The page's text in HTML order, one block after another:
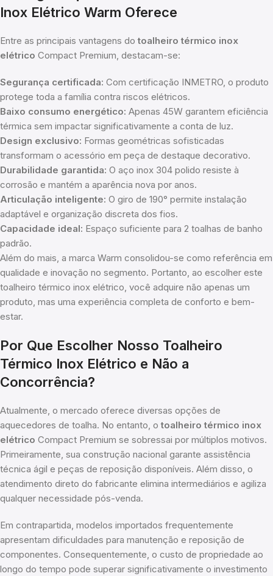
Inox Elétrico Warm Oferece
Entre as principais vantagens do toalheiro térmico inox
elétrico Compact Premium, destacam-se:
Segurança certificada: Com certificação INMETRO, o produto
protege toda a família contra riscos elétricos.
Baixo consumo energético: Apenas 45W garantem eficiência
térmica sem impactar significativamente a conta de luz.
Design exclusivo: Formas geométricas sofisticadas
transformam o acessório em peça de destaque decorativo.
Durabilidade garantida: O aço inox 304 polido resiste à
corrosão e mantém a aparência nova por anos.
Articulação inteligente: O giro de 190° permite instalação
adaptável e organização discreta dos fios.
Capacidade ideal: Espaço suficiente para 2 toalhas de banho
padrão.
Além do mais, a marca Warm consolidou-se como referência em
qualidade e inovação no segmento. Portanto, ao escolher este
toalheiro térmico inox elétrico, você adquire não apenas um
produto, mas uma experiência completa de conforto e bem-
estar.
Por Que Escolher Nosso Toalheiro
Térmico Inox Elétrico e Não a
Concorrência?
Atualmente, o mercado oferece diversas opções de
aquecedores de toalha. No entanto, o toalheiro térmico inox
elétrico Compact Premium se sobressai por múltiplos motivos.
Primeiramente, sua construção nacional garante assistência
técnica ágil e peças de reposição disponíveis. Além disso, o
atendimento direto do fabricante elimina intermediários e agiliza
qualquer necessidade pós-venda.
Em contrapartida, modelos importados frequentemente
apresentam dificuldades para manutenção e reposição de
componentes. Consequentemente, o custo de propriedade ao
longo do tempo pode superar significativamente o investimento